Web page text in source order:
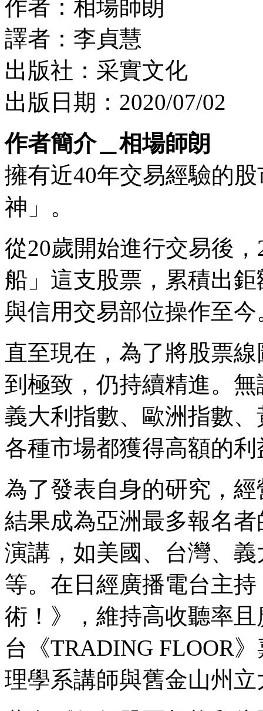
作者：相場師朗
譯者：李貞慧
出版社：采實文化
出版日期：2020/07/02
作者簡介＿相場師朗
擁有近40年交易經驗的
神」。
從20歲開始進行交易後
船」這支股票，累積出
與信用交易部位操作至今
直至現在，為了將股票
到極致，仍持續精進。
義大利指數、歐洲指數
各種市場都獲得高額的利
為了發表自身的研究，
結果成為亞洲最多報名
演講，如美國、台灣、
等。在日經廣播電台主
術！》，維持高收聽率
台《TRADING FLOOR
理學系講師與舊金山州